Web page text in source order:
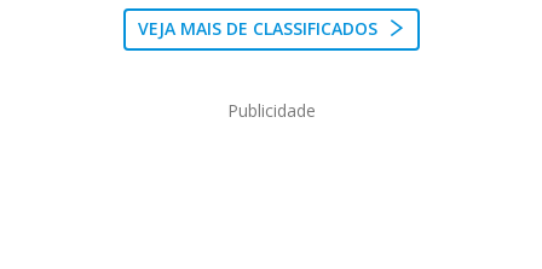
VEJA MAIS DE CLASSIFICADOS
Publicidade